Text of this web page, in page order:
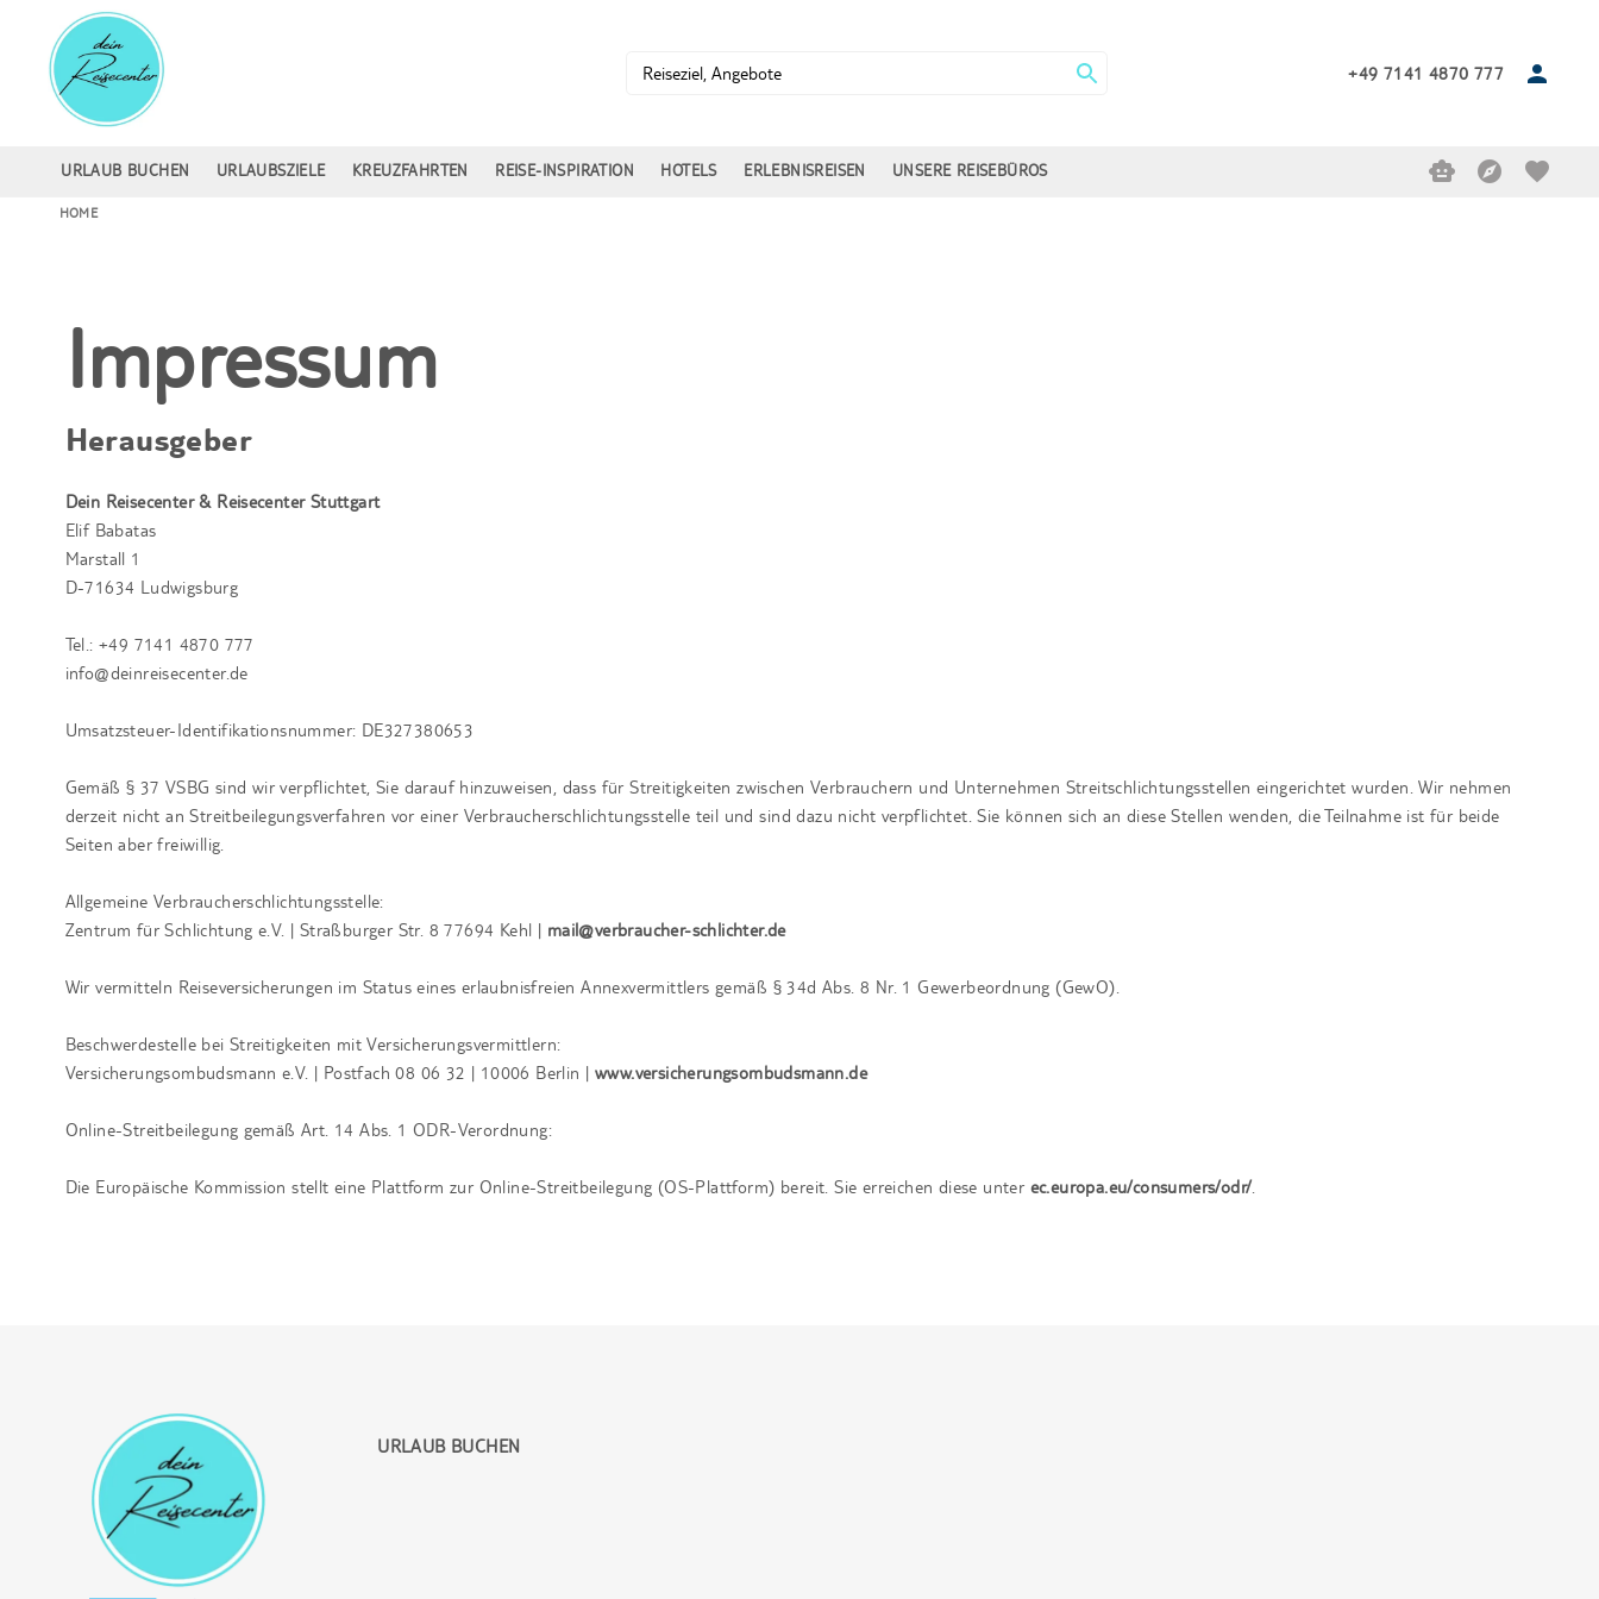
+49 7141 4870 777
URLAUB BUCHEN URLAUBSZIELE KREUZFAHRTEN REISE-INSPIRATION HOTELS ERLEBNISREISEN UNSERE REISEBÜROS
HOME
Impressum
Herausgeber
Dein Reisecenter & Reisecenter Stuttgart
Elif Babatas
Marstall 1
D-71634 Ludwigsburg
Tel.: +49 7141 4870 777
info@deinreisecenter.de
Umsatzsteuer-Identifikationsnummer: DE327380653
Gemäß § 37 VSBG sind wir verpflichtet, Sie darauf hinzuweisen, dass für Streitigkeiten zwischen Verbrauchern und Unternehmen Streitschlichtungsstellen eingerichtet wurden. Wir nehmen
derzeit nicht an Streitbeilegungsverfahren vor einer Verbraucherschlichtungsstelle teil und sind dazu nicht verpflichtet. Sie können sich an diese Stellen wenden, die Teilnahme ist für beide
Seiten aber freiwillig.
Allgemeine Verbraucherschlichtungsstelle:
Zentrum für Schlichtung e.V. | Straßburger Str. 8 77694 Kehl | mail@verbraucher-schlichter.de
Wir vermitteln Reiseversicherungen im Status eines erlaubnisfreien Annexvermittlers gemäß § 34d Abs. 8 Nr. 1 Gewerbeordnung (GewO).
Beschwerdestelle bei Streitigkeiten mit Versicherungsvermittlern:
Versicherungsombudsmann e.V. | Postfach 08 06 32 | 10006 Berlin | www.versicherungsombudsmann.de
Online-Streitbeilegung gemäß Art. 14 Abs. 1 ODR-Verordnung:
Die Europäische Kommission stellt eine Plattform zur Online-Streitbeilegung (OS-Plattform) bereit. Sie erreichen diese unter ec.europa.eu/consumers/odr/.
URLAUB BUCHEN